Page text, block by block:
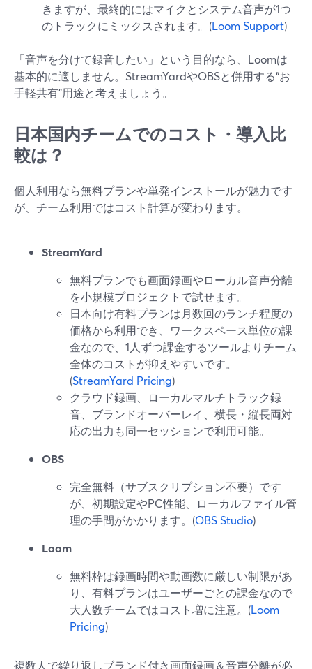
きますが、最終的にはマイクとシステム音声が1つ
のトラックにミックスされます。(Loom Support)
「音声を分けて録音したい」という目的なら、Loomは
基本的に適しません。StreamYardやOBSと併用する“お
手軽共有”用途と考えましょう。
日本国内チームでのコスト・導入比
較は？
個人利用なら無料プランや単発インストールが魅力です
が、チーム利用ではコスト計算が変わります。
StreamYard
無料プランでも画面録画やローカル音声分離
を小規模プロジェクトで試せます。
日本向け有料プランは月数回のランチ程度の
価格から利用でき、ワークスペース単位の課
金なので、1人ずつ課金するツールよりチーム
全体のコストが抑えやすいです。
(StreamYard Pricing)
クラウド録画、ローカルマルチトラック録
音、ブランドオーバーレイ、横長・縦長両対
応の出力も同一セッションで利用可能。
OBS
完全無料（サブスクリプション不要）です
が、初期設定やPC性能、ローカルファイル管
理の手間がかかります。(OBS Studio)
Loom
無料枠は録画時間や動画数に厳しい制限があ
り、有料プランはユーザーごとの課金なので
大人数チームではコスト増に注意。(Loom
Pricing)
複数人で繰り返しブランド付き画面録画＆音声分離が必